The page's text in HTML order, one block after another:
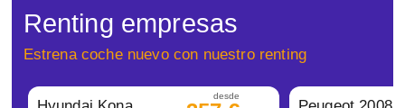
Renting empresas
Estrena coche nuevo con nuestro renting
desde